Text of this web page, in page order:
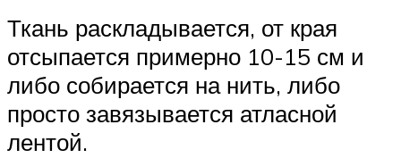
Ткань раскладывается, от края
отсыпается примерно 10-15 см и
либо собирается на нить, либо
просто завязывается атласной
лентой.